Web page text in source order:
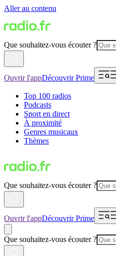
Aller au contenu
Que souhaitez-vous écouter ?
Ouvrir l'appDécouvrir Prime
Top 100 radios
Podcasts
Sport en direct
À proximité
Genres musicaux
Thèmes
Que souhaitez-vous écouter ?
Ouvrir l'appDécouvrir Prime
Que souhaitez-vous écouter ?